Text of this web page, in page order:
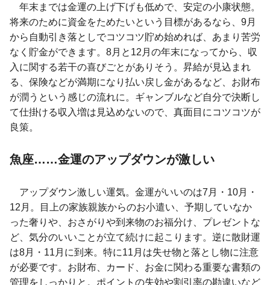
年末までは金運の上げ下げも低めで、安定の小康状態。
将来のために資金をためたいという目標があるなら、9月
から自動引き落としでコツコツ貯め始めれば、あまり苦労
なく貯金ができます。8月と12月の年末になってから、収
入に関する若干の喜びごとがありそう。昇給が見込まれ
る、保険などが満期になり払い戻し金があるなど、お財布
が潤うという感じの流れに。ギャンブルなど自分で決断し
て仕掛ける収入増は見込めないので、真面目にコツコツが
良策。
魚座……金運のアップダウンが激しい
アップダウン激しい運気。金運がいいのは7月・10月・
12月。目上の家族親族からのお小遣い、予期していなか
った奢りや、おさがりや到来物のお福分け、プレゼントな
ど、気分のいいことが立て続けに起こります。逆に散財運
は8月・11月に到来。特に11月は失せ物と落とし物に注意
が必要です。お財布、カード、お金に関わる重要な書類の
管理をしっかりと。ポイントの失効や割引率の勘違いなど